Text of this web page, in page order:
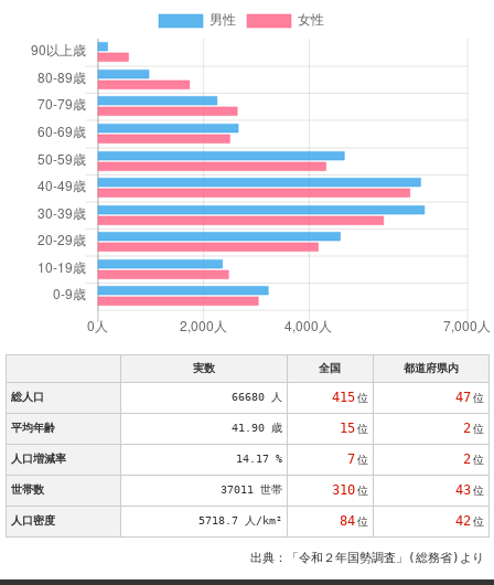
実数 全国 都道府県内
総人口 66680 人 415 位 47 位
平均年齢 41.90 歳 15 位 2 位
人口増減率 14.17 % 7 位 2 位
世帯数 37011 世帯 310 位 43 位
人口密度 5718.7 人/km² 84 位 42 位
出典：「令和２年国勢調査」(総務省)より